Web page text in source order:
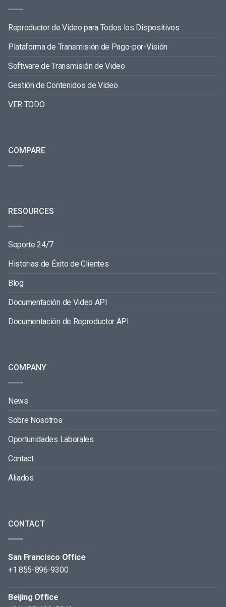
Reproductor de Video para Todos los Dispositivos
Plataforma de Transmisión de Pago-por-Visión
Software de Transmisión de Video
Gestión de Contenidos de Video
VER TODO
COMPARE
RESOURCES
Soporte 24/7
Historias de Éxito de Clientes
Blog
Documentación de Video API
Documentación de Reproductor API
COMPANY
News
Sobre Nosotros
Oportunidades Laborales
Contact
Aliados
CONTACT
San Francisco Office
+1 855-896-9300
Beijing Office